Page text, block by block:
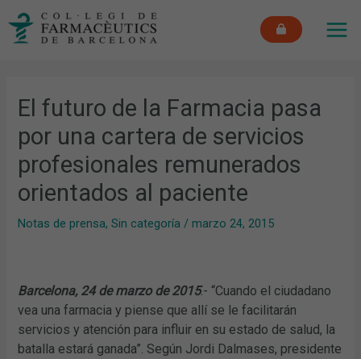
El futuro de la Farmacia pasa
por una cartera de servicios
profesionales remunerados
orientados al paciente
Notas de prensa,Sin categoría /marzo 24, 2015
Barcelona, 24 de marzo de 2015.- “Cuando el ciudadano
vea una farmacia y piense que allí se le facilitarán
servicios y atención para influir en su estado de salud, la
batalla estará ganada”. Según Jordi Dalmases, presidente